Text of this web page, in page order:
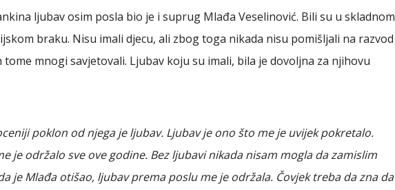
ljubav osim posla bio je i suprug Mlađa Veselinović. Bili su u skladnom
braku. Nisu imali djecu, ali zbog toga nikada nisu pomišljali na razvod
tome mnogi savjetovali. Ljubav koju su imali, bila je dovoljna za njihovu
poklon od njega je ljubav. Ljubav je ono što me je uvijek pokretalo.
je održalo sve ove godine. Bez ljubavi nikada nisam mogla da zamislim
je Mlađa otišao, ljubav prema poslu me je održala. Čovjek treba da zna da